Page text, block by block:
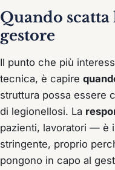
Quando
gestore
Il punto che più
tecnica, è capire
struttura possa essere
di legionellosi. La
pazienti, lavoratori — è
stringente, proprio
pongono in capo al